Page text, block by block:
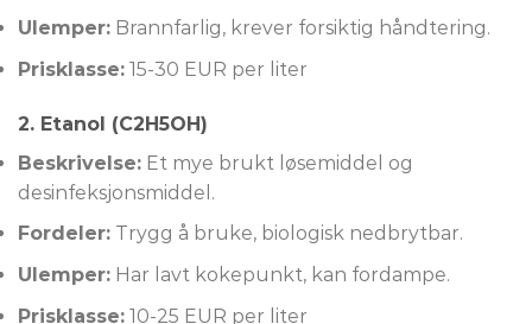
Ulemper: Brannfarlig, krever forsiktig håndtering.
Prisklasse: 15-30 EUR per liter
2. Etanol (C2H5OH)
Beskrivelse: Et mye brukt løsemiddel og
desinfeksjonsmiddel.
Fordeler: Trygg å bruke, biologisk nedbrytbar.
Ulemper: Har lavt kokepunkt, kan fordampe.
Prisklasse: 10-25 EUR per liter